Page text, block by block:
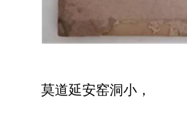
莫道延安窑洞小，